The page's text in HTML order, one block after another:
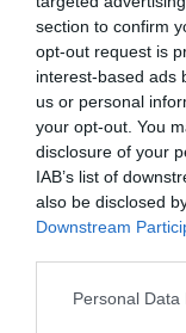
section to confirm
opt-out request is
interest-based ads
us or personal
your opt-out. You
disclosure of your
IAB’s list of
also be disclosed
Downstream
Personal
Principales
En la tabla 3 se
deberían alertar
comentarios y/o
transmitir los
requieren una
hacer sospechar
padecerla.